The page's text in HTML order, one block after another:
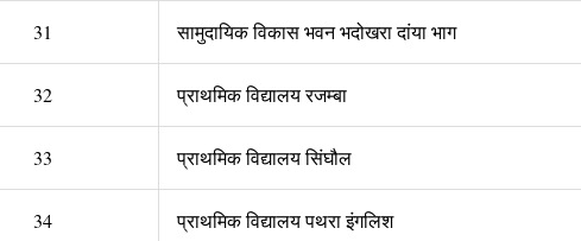
31 सामुदायिक विकास भवन भदोखरा दांया भाग
32 प्राथमिक विद्यालय रजम्बा
33 प्राथमिक विद्यालय सिंघौल
34 प्राथमिक विद्यालय पथरा इंगलिश